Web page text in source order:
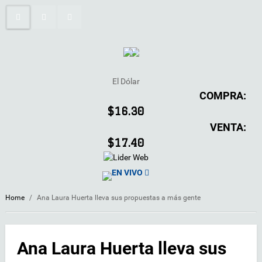
El Dólar
COMPRA:
$16.30
VENTA:
$17.40
EN VIVO
Home / Ana Laura Huerta lleva sus propuestas a más gente
Ana Laura Huerta lleva sus